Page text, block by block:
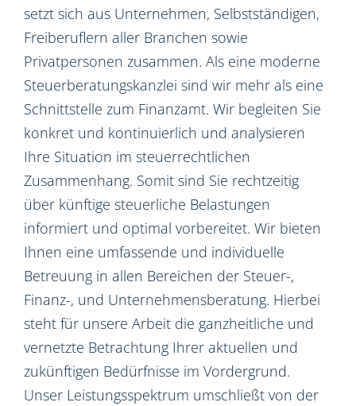
setzt sich aus Unternehmen, Selbstständigen,
Freiberuflern aller Branchen sowie
Privatpersonen zusammen. Als eine moderne
Steuerberatungskanzlei sind wir mehr als eine
Schnittstelle zum Finanzamt. Wir begleiten Sie
konkret und kontinuierlich und analysieren
Ihre Situation im steuerrechtlichen
Zusammenhang. Somit sind Sie rechtzeitig
über künftige steuerliche Belastungen
informiert und optimal vorbereitet. Wir bieten
Ihnen eine umfassende und individuelle
Betreuung in allen Bereichen der Steuer-,
Finanz-, und Unternehmensberatung. Hierbei
steht für unsere Arbeit die ganzheitliche und
vernetzte Betrachtung Ihrer aktuellen und
zukünftigen Bedürfnisse im Vordergrund.
Unser Leistungsspektrum umschließt von der